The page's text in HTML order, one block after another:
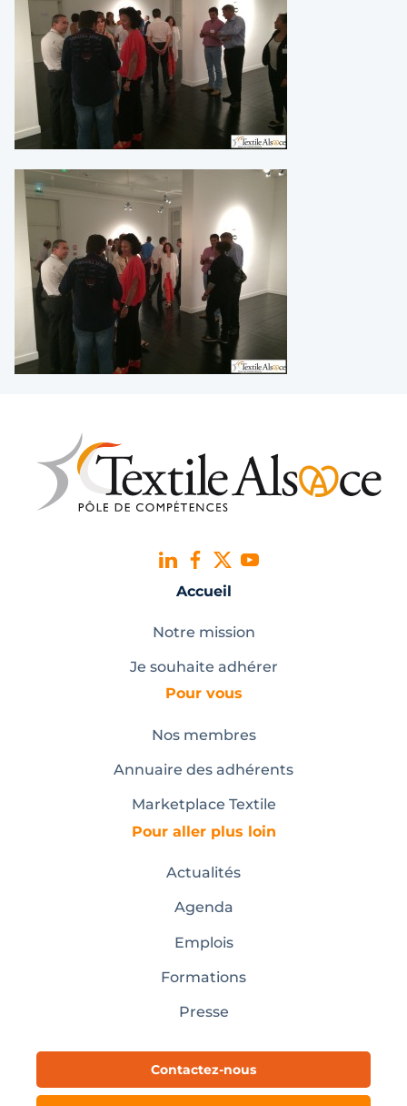
Accueil
Notre mission
Je souhaite adhérer
Pour vous
Nos membres
Annuaire des adhérents
Marketplace Textile
Pour aller plus loin
Actualités
Agenda
Emplois
Formations
Presse
Contactez-nous